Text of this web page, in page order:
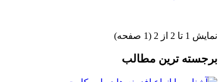
نمایش 1 تا 2 از 2 (1 صفحه)
برجسته ترین مطالب